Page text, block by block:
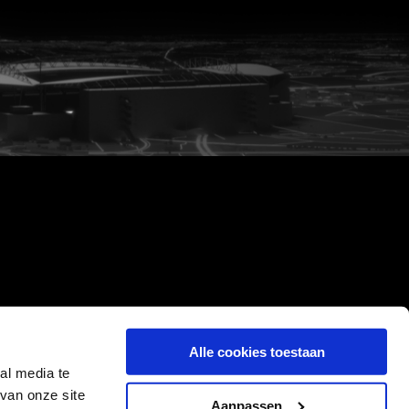
media te
onze site
Alle cookies toestaan
Aanpassen